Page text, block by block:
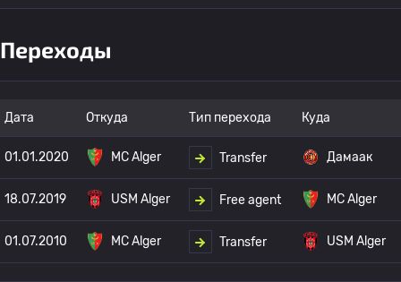
Переходы
Дата Откуда Тип перехода Куда
01.01.2020 MC Alger Transfer Дамаак
18.07.2019 USM Alger Free agent MC Alger
01.07.2010 MC Alger Transfer USM Alger